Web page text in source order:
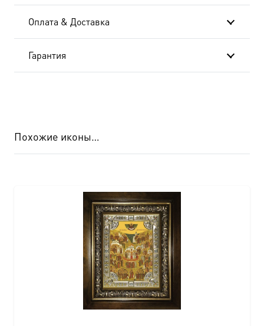
Оплата & Доставка
Гарантия
Похожие иконы…